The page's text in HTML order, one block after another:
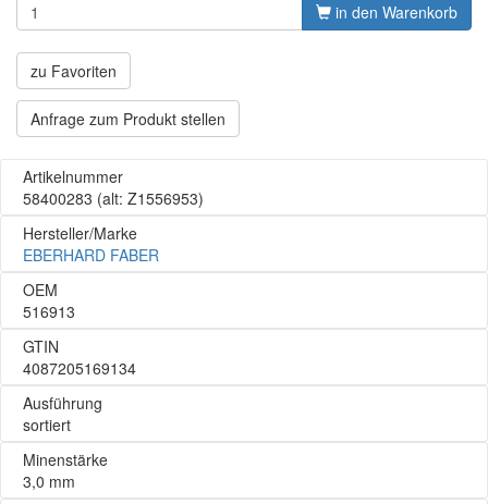
in den Warenkorb
zu Favoriten
Anfrage zum Produkt stellen
Artikelnummer
58400283 (alt: Z1556953)
Hersteller/Marke
EBERHARD FABER
OEM
516913
GTIN
4087205169134
Ausführung
sortiert
Minenstärke
3,0 mm